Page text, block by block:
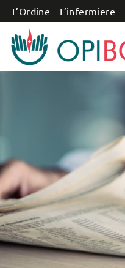
Salta al contenuto
L’Ordine L’infermiere